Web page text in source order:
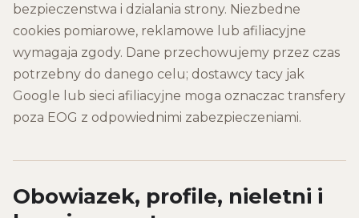
bezpieczenstwa i dzialania strony. Niezbedne
cookies pomiarowe, reklamowe lub afiliacyjne
wymagaja zgody. Dane przechowujemy przez czas
potrzebny do danego celu; dostawcy tacy jak
Google lub sieci afiliacyjne moga oznaczac transfery
poza EOG z odpowiednimi zabezpieczeniami.
Obowiazek, profile, nieletni i